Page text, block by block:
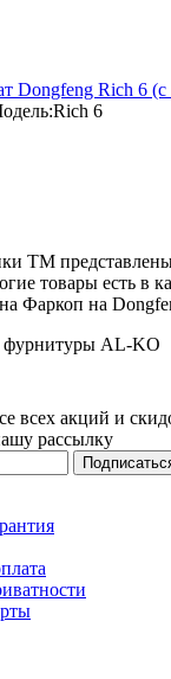
Dongfeng Rich 6
Rich 6
ТМ
товары есть в
Фаркоп на
фурнитуры AL-KO
всех акций и
рассылку